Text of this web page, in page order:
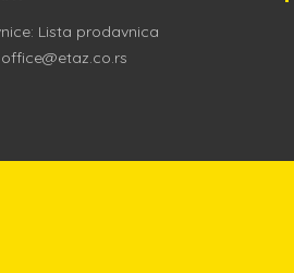
Lista prodavnica
office@etaz.co.rs